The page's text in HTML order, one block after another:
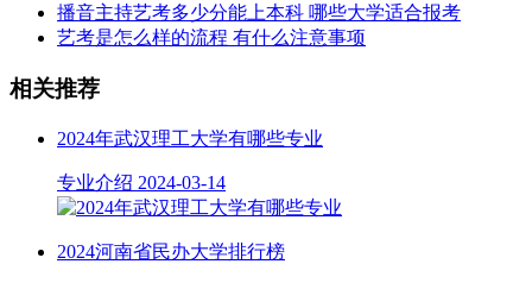
播音主持艺考多少分能上本科 哪些大学适合报考
艺考是怎么样的流程 有什么注意事项
相关推荐
2024年武汉理工大学有哪些专业
专业介绍 2024-03-14
2024河南省民办大学排行榜